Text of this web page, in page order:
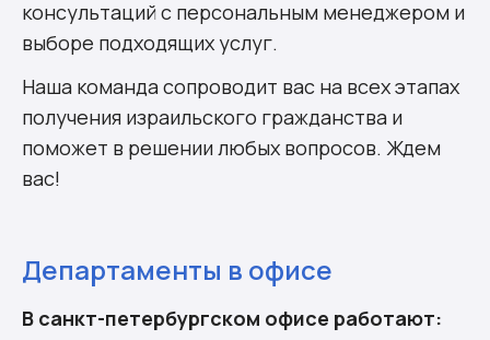
консультаций с персональным менеджером и
выборе подходящих услуг.
Наша команда сопроводит вас на всех этапах
получения израильского гражданства и
поможет в решении любых вопросов. Ждем
вас!
Департаменты в офисе
В санкт-петербургском офисе работают: